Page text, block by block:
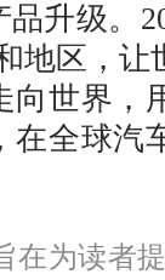
升级。
地区，让
向世界，
在全球汽
在为读者